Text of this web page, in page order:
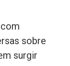
sobre
surgir